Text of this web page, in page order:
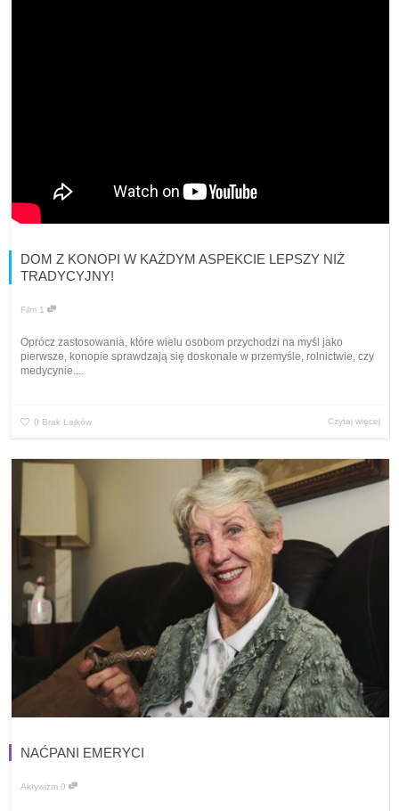
DOM Z KONOPI W KAŻDYM ASPEKCIE LEPSZY NIŻ
TRADYCYJNY!
Film 1
Oprócz zastosowania, które wielu osobom przychodzi na myśl jako
pierwsze, konopie sprawdzają się doskonale w przemyśle, rolnictwie, czy
medycynie....
0 Brak Lajków Czytaj więcej
NAĆPANI EMERYCI
Aktywizm 0